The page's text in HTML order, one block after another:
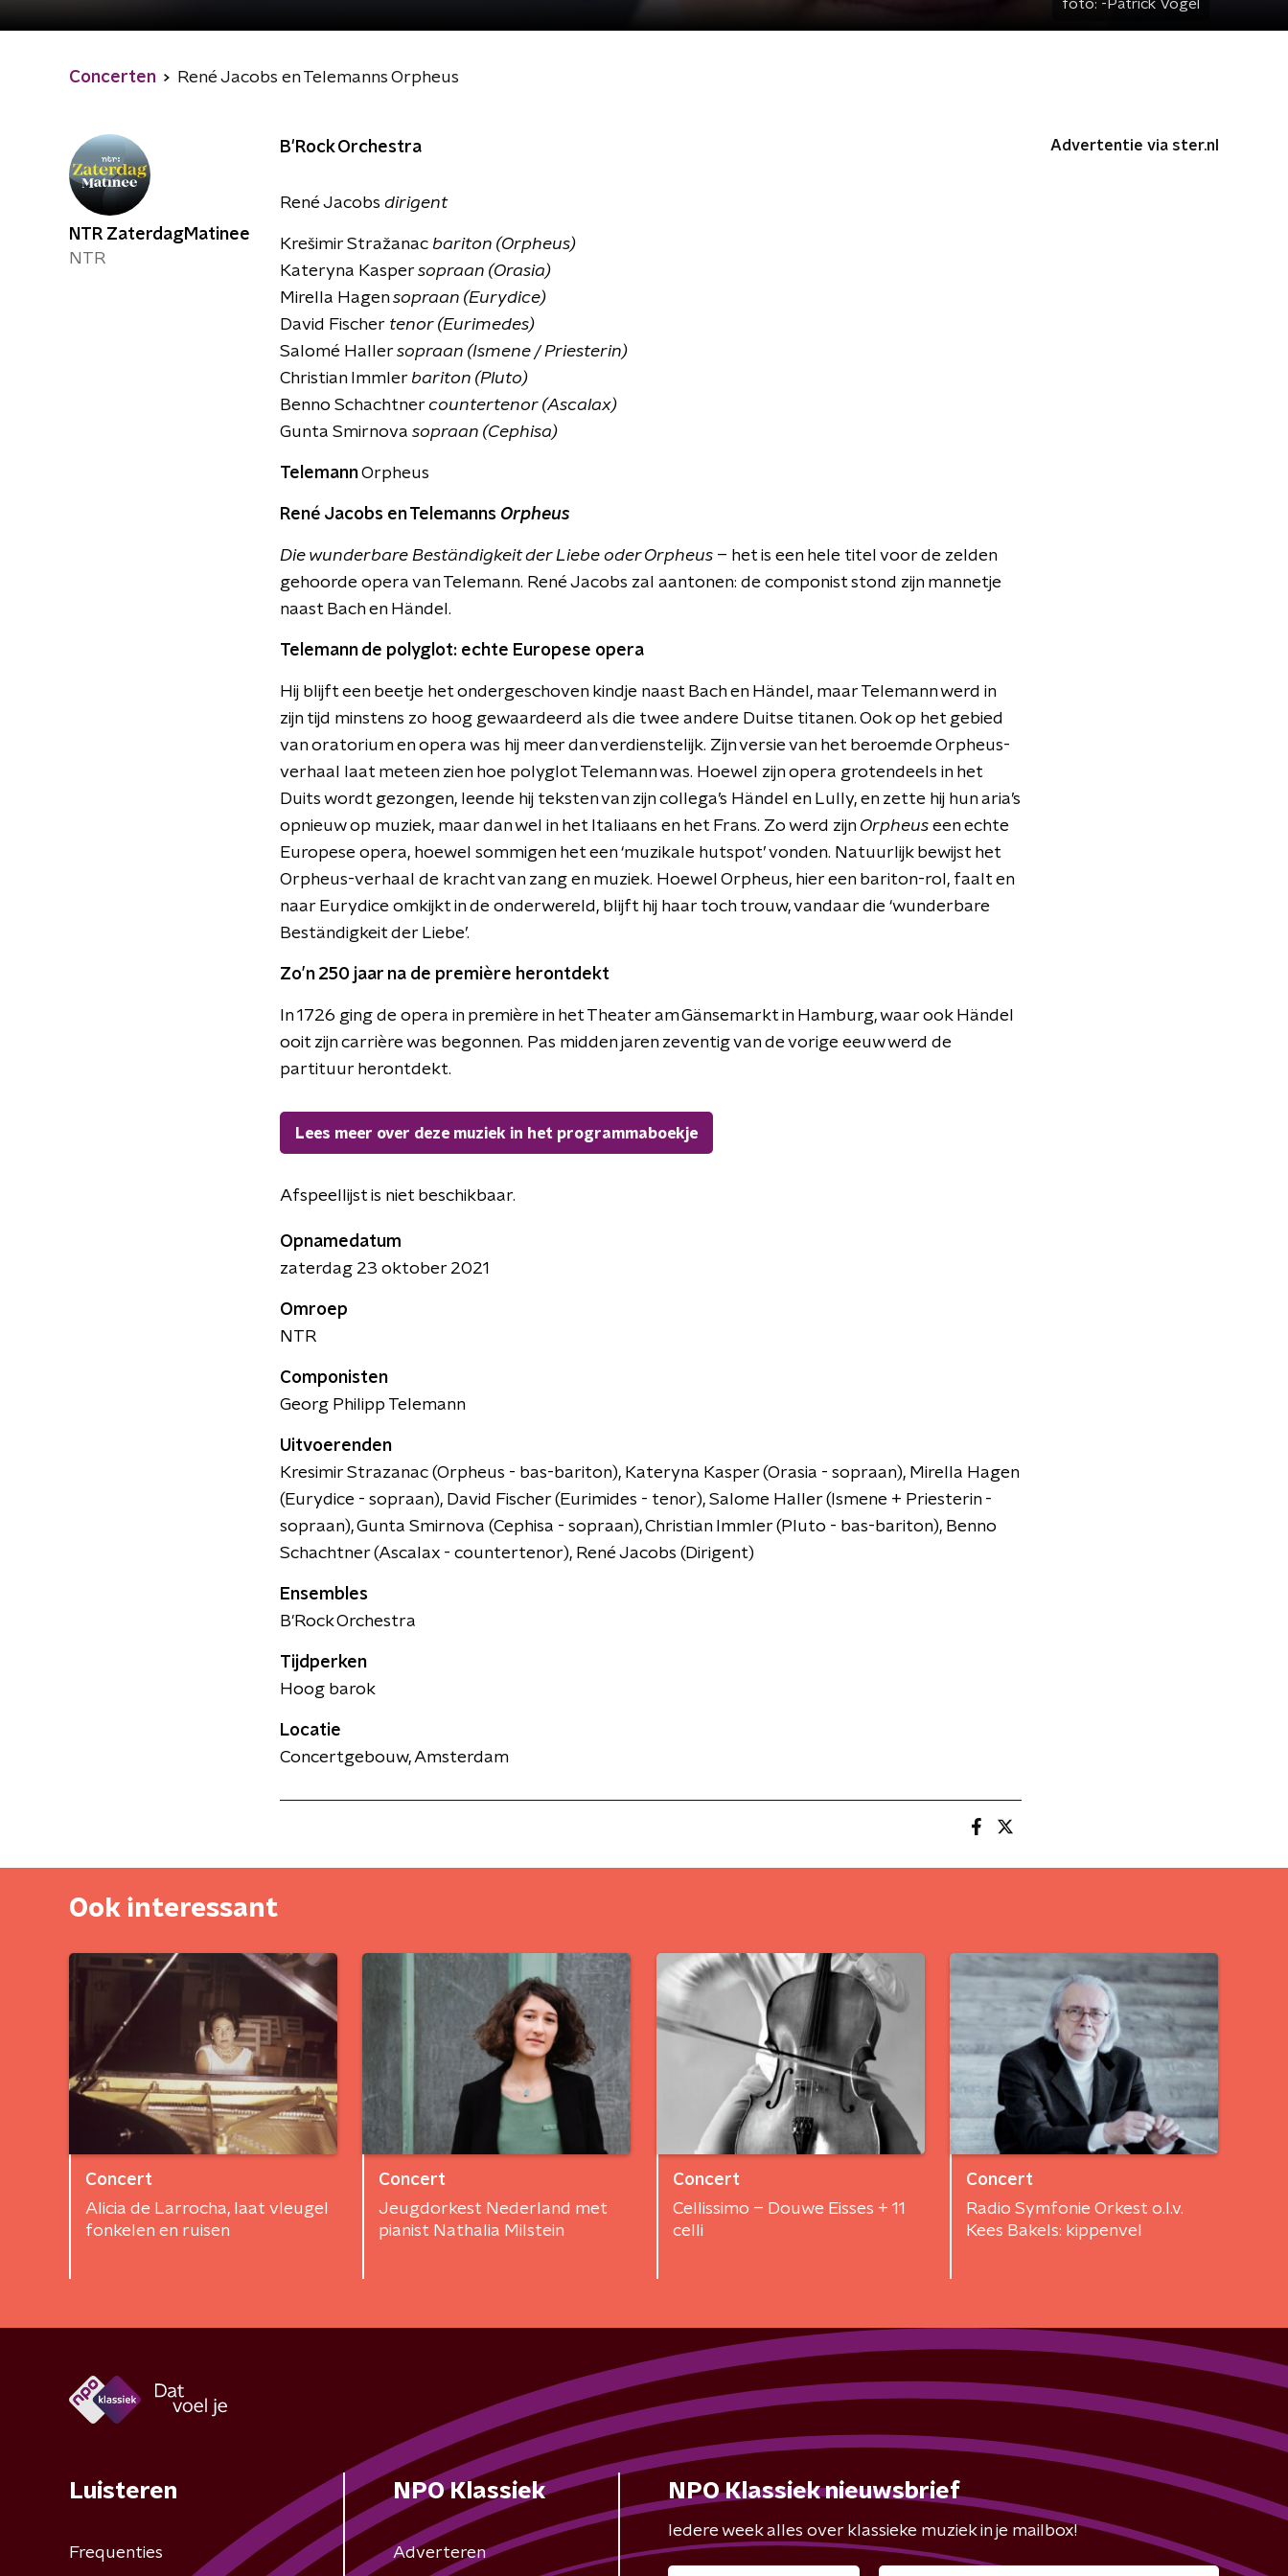
foto: -Patrick Vogel
Concerten René Jacobs en Telemanns Orpheus
B'Rock Orchestra
René Jacobs dirigent
Krešimir Stražanac bariton (Orpheus)
Kateryna Kaspersopraan (Orasia)
Mirella Hagensopraan (Eurydice)
David Fischer tenor (Eurimedes)
Salomé Hallersopraan (Ismene / Priesterin)
Christian Immler bariton (Pluto)
Benno Schachtnercountertenor (Ascalax)
Gunta Smirnova sopraan (Cephisa)
TelemannOrpheus
René Jacobs en Telemanns Orpheus
Die wunderbare Beständigkeit der Liebe oder Orpheus – het is een hele titel voor de zelden
gehoorde opera van Telemann. René Jacobs zal aantonen: de componist stond zijn mannetje
naast Bach en Händel.
Telemann de polyglot: echte Europese opera
Hij blijft een beetje het ondergeschoven kindje naast Bach en Händel, maar Telemann werd in
zijn tijd minstens zo hoog gewaardeerd als die twee andere Duitse titanen. Ook op het gebied
van oratorium en opera was hij meer dan verdienstelijk. Zijn versie van het beroemde Orpheus-
verhaal laat meteen zien hoe polyglot Telemann was. Hoewel zijn opera grotendeels in het
Duits wordt gezongen, leende hij teksten van zijn collega’s Händel en Lully, en zette hij hun aria’s
opnieuw op muziek, maar dan wel in het Italiaans en het Frans. Zo werd zijn Orpheus een echte
Europese opera, hoewel sommigen het een ‘muzikale hutspot’ vonden. Natuurlijk bewijst het
Orpheus-verhaal de kracht van zang en muziek. Hoewel Orpheus, hier een bariton-rol, faalt en
naar Eurydice omkijkt in de onderwereld, blijft hij haar toch trouw, vandaar die ‘wunderbare
Beständigkeit der Liebe’.
Zo’n 250 jaar na de première herontdekt
In 1726 ging de opera in première in het Theater am Gänsemarkt in Hamburg, waar ook Händel
ooit zijn carrière was begonnen. Pas midden jaren zeventig van de vorige eeuw werd de
partituur herontdekt.
Lees meer over deze muziek in het programmaboekje
Afspeellijst is niet beschikbaar.
Opnamedatum
zaterdag 23 oktober 2021
Omroep
NTR
Componisten
Georg Philipp Telemann
Uitvoerenden
Kresimir Strazanac (Orpheus - bas-bariton), Kateryna Kasper (Orasia - sopraan), Mirella Hagen
(Eurydice - sopraan), David Fischer (Eurimides - tenor), Salome Haller (Ismene + Priesterin -
sopraan), Gunta Smirnova (Cephisa - sopraan), Christian Immler (Pluto - bas-bariton), Benno
Schachtner (Ascalax - countertenor), René Jacobs (Dirigent)
Ensembles
B'Rock Orchestra
Tijdperken
Hoog barok
Locatie
Concertgebouw, Amsterdam
Advertentie via ster.nl
NTR ZaterdagMatinee
NTR
Ook interessant
Concert
Alicia de Larrocha, laat vleugel
fonkelen en ruisen
Concert
Jeugdorkest Nederland met
pianist Nathalia Milstein
Concert
Cellissimo – Douwe Eisses + 11
celli
Concert
Radio Symfonie Orkest o.l.v.
Kees Bakels: kippenvel
Luisteren
Frequenties
NPO Klassiek
Adverteren
NPO Klassiek nieuwsbrief
Iedere week alles over klassieke muziek in je mailbox!